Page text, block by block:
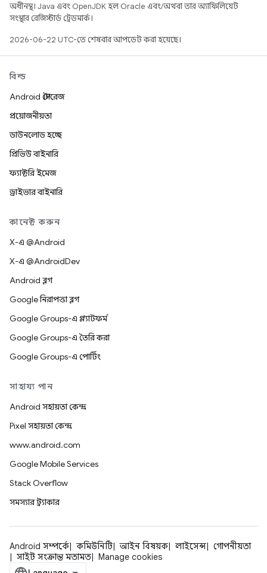
অধীনস্থ। Java এবং OpenJDK হল Oracle এবং/অথবা তার অ্যাফিলিয়েট
সংস্থার রেজিস্টার্ড ট্রেডমার্ক।
2026-06-22 UTC-তে শেষবার আপডেট করা হয়েছে।
বিল্ড
Android স্টোরেজ
প্রয়োজনীয়তা
ডাউনলোড হচ্ছে
প্রিভিউ বাইনারি
ফ্যাক্টরি ইমেজ
ড্রাইভার বাইনারি
কানেক্ট করুন
X-এ @Android
X-এ @AndroidDev
Android ব্লগ
Google নিরাপত্তা ব্লগ
Google Groups-এ প্ল্যাটফর্ম
Google Groups-এ তৈরি করা
Google Groups-এ পোর্টিং
সাহায্য পান
Android সহায়তা কেন্দ্র
Pixel সহায়তা কেন্দ্র
www.android.com
Google Mobile Services
Stack Overflow
সমস্যার ট্র্যাকার
Android সম্পর্কে কমিউনিটি আইন বিষয়ক লাইসেন্স
গোপনীয়তা
সাইট সংক্রান্ত মতামত
Manage cookies